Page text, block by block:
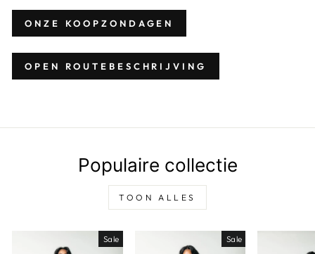
ONZE KOOPZONDAGEN
OPEN ROUTEBESCHRIJVING
Populaire collectie
TOON ALLES
Sale Sale